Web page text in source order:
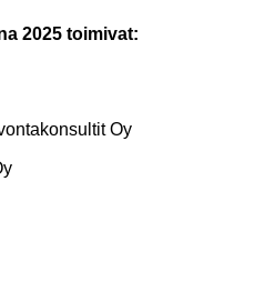
2025 toimivat:
Oy